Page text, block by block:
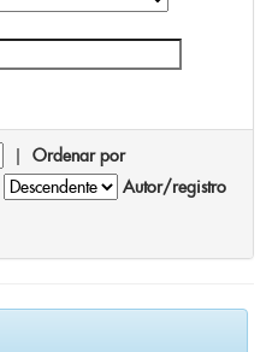
| Ordenar por
Autor/registro